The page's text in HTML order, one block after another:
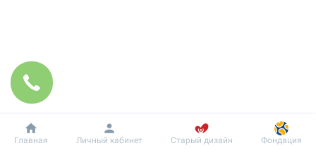
Добробут Информация Пациенту
Главная Личный кабинет Старый дизайн Фондация